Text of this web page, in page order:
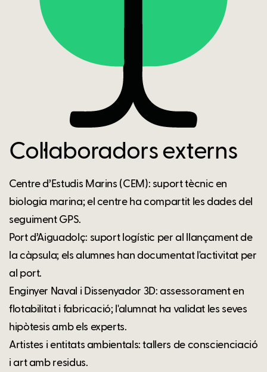
Col·laboradors externs
Centre d’Estudis Marins (CEM): suport tècnic en
biologia marina; el centre ha compartit les dades del
seguiment GPS.
Port d’Aiguadolç: suport logístic per al llançament de
la càpsula; els alumnes han documentat l'activitat per
al port.
Enginyer Naval i Dissenyador 3D: assessorament en
flotabilitat i fabricació; l'alumnat ha validat les seves
hipòtesis amb els experts.
Artistes i entitats ambientals: tallers de conscienciació
i art amb residus.